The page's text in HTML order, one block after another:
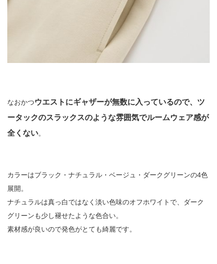
なおかつウエストにギャザーが無数に入っているので、ツ
ータックのスラックスのような雰囲気でルームウェア感が
全くない。
カラーはブラック・ナチュラル・ベージュ・ダークグリーンの4色
展開。
ナチュラルは真っ白ではなく淡い色味のオフホワイトで、ダーク
グリーンも少し褪せたような色合い。
素材感が良いので発色がとても綺麗です。